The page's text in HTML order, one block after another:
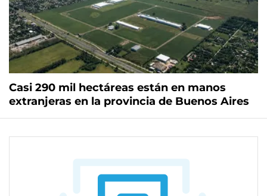
Casi 290 mil hectáreas están en manos
extranjeras en la provincia de Buenos Aires